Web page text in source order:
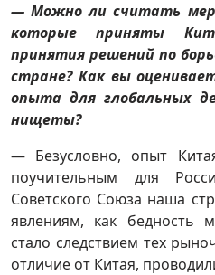
— Можно ли считать
которые приняты
принятия решений по
стране? Как вы
опыта для глобальных
нищеты?
— Безусловно, опыт
поучительным для
Советского Союза наша
явлениям, как бедность
стало следствием тех
отличие от Китая,